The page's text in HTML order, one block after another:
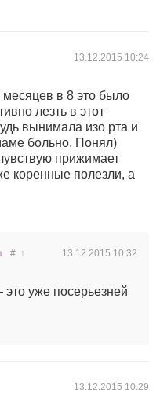
13.12.2015 10:24
месяцев в 8 это было
лезть в этот
вынимала изо рта и
больно. Понял)
прижимает
коренные полезли, а
13.12.2015 10:32
# ↑
уже посерьезней
13.12.2015 10:29